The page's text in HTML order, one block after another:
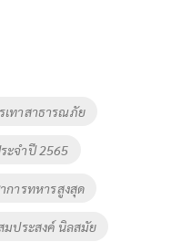
เทาสาธารณภัย
ะจำปี 2565
ารทหารสูงสุด
มประสงค์ นิลสมัย